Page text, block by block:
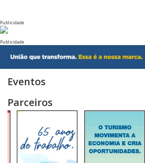
Publicidade
Publicidade
Eventos
Parceiros